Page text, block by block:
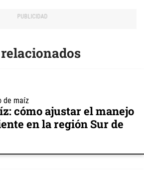
cómo ajustar el manejo
en la región Sur de